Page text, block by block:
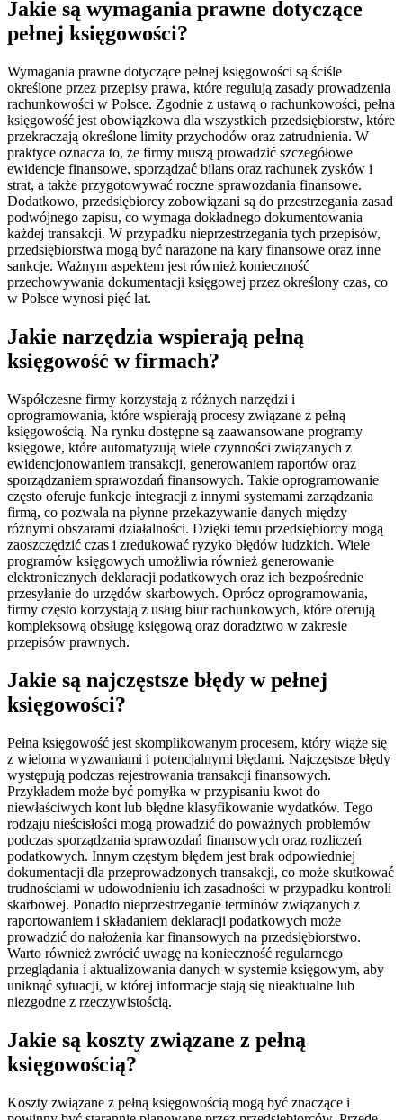
Jakie są wymagania prawne dotyczące
pełnej księgowości?
Wymagania prawne dotyczące pełnej księgowości są ściśle
określone przez przepisy prawa, które regulują zasady prowadzenia
rachunkowości w Polsce. Zgodnie z ustawą o rachunkowości, pełna
księgowość jest obowiązkowa dla wszystkich przedsiębiorstw, które
przekraczają określone limity przychodów oraz zatrudnienia. W
praktyce oznacza to, że firmy muszą prowadzić szczegółowe
ewidencje finansowe, sporządzać bilans oraz rachunek zysków i
strat, a także przygotowywać roczne sprawozdania finansowe.
Dodatkowo, przedsiębiorcy zobowiązani są do przestrzegania zasad
podwójnego zapisu, co wymaga dokładnego dokumentowania
każdej transakcji. W przypadku nieprzestrzegania tych przepisów,
przedsiębiorstwa mogą być narażone na kary finansowe oraz inne
sankcje. Ważnym aspektem jest również konieczność
przechowywania dokumentacji księgowej przez określony czas, co
w Polsce wynosi pięć lat.
Jakie narzędzia wspierają pełną
księgowość w firmach?
Współczesne firmy korzystają z różnych narzędzi i
oprogramowania, które wspierają procesy związane z pełną
księgowością. Na rynku dostępne są zaawansowane programy
księgowe, które automatyzują wiele czynności związanych z
ewidencjonowaniem transakcji, generowaniem raportów oraz
sporządzaniem sprawozdań finansowych. Takie oprogramowanie
często oferuje funkcje integracji z innymi systemami zarządzania
firmą, co pozwala na płynne przekazywanie danych między
różnymi obszarami działalności. Dzięki temu przedsiębiorcy mogą
zaoszczędzić czas i zredukować ryzyko błędów ludzkich. Wiele
programów księgowych umożliwia również generowanie
elektronicznych deklaracji podatkowych oraz ich bezpośrednie
przesyłanie do urzędów skarbowych. Oprócz oprogramowania,
firmy często korzystają z usług biur rachunkowych, które oferują
kompleksową obsługę księgową oraz doradztwo w zakresie
przepisów prawnych.
Jakie są najczęstsze błędy w pełnej
księgowości?
Pełna księgowość jest skomplikowanym procesem, który wiąże się
z wieloma wyzwaniami i potencjalnymi błędami. Najczęstsze błędy
występują podczas rejestrowania transakcji finansowych.
Przykładem może być pomyłka w przypisaniu kwot do
niewłaściwych kont lub błędne klasyfikowanie wydatków. Tego
rodzaju nieścisłości mogą prowadzić do poważnych problemów
podczas sporządzania sprawozdań finansowych oraz rozliczeń
podatkowych. Innym częstym błędem jest brak odpowiedniej
dokumentacji dla przeprowadzonych transakcji, co może skutkować
trudnościami w udowodnieniu ich zasadności w przypadku kontroli
skarbowej. Ponadto nieprzestrzeganie terminów związanych z
raportowaniem i składaniem deklaracji podatkowych może
prowadzić do nałożenia kar finansowych na przedsiębiorstwo.
Warto również zwrócić uwagę na konieczność regularnego
przeglądania i aktualizowania danych w systemie księgowym, aby
uniknąć sytuacji, w której informacje stają się nieaktualne lub
niezgodne z rzeczywistością.
Jakie są koszty związane z pełną
księgowością?
Koszty związane z pełną księgowością mogą być znaczące i